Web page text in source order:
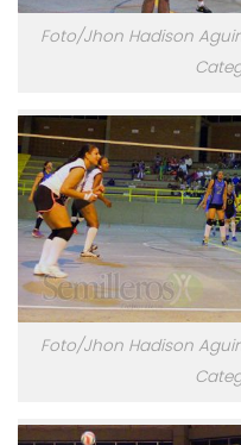
Foto/Jhon Hadison
Foto/Jhon Hadison